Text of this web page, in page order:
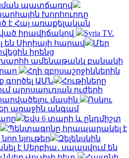
պատճառով
խորհուրդը
է Հայ առաքելական
իրավիճակով
Syria TV.
են Սիրիայի հարավ
Մեր
իրենց
ամենաթանկ բանակի
Հղի զբոսաշրջիկներին
գործել ԱՄՆ
Հութիները
պրոսաուդյան ուժերի
մասին
Ոսկու
առաջին անգամ
Եվս 6 տարի և ընդմիշտ
Պենտագոնը հրապարակել է
նյութեր
Զելենսկին
է Սերբիա․ սպասվում են